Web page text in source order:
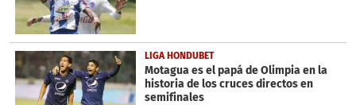
LIGA HONDUBET
Motagua es el papá de Olimpia en la
historia de los cruces directos en
semifinales